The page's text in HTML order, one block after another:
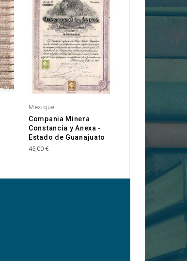
Mexique
Compania Minera
Constancia y Anexa -
Estado de Guanajuato
45,00 €